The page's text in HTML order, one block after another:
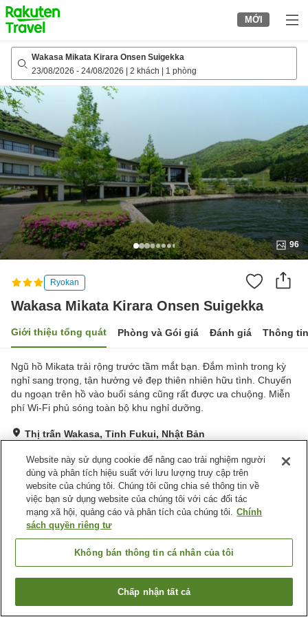
to
top
page
MỚI
Wakasa Mikata Kirara Onsen Suigekka
23/08/2026 - 24/08/2026 2 khách 1 phòng
96
Ryokan
Wakasa Mikata Kirara Onsen Suigekka
Giới thiệu tổng quát Phòng và Gói giá Đánh giá Thông
Ngũ hồ Mikata trải rộng trước tầm mắt bạn. Đắm mình trong kỳ
nghỉ sang trọng, tận hưởng vẻ đẹp thiên nhiên hữu tình. Chuyến
du ngoạn trên hồ vào buổi sáng cũng rất được ưa chuộng. Miễn
phí Wi-Fi phủ sóng toàn bộ khu nghỉ dưỡng.
Thị trấn Wakasa, Tỉnh Fukui, Nhật Bản
Rất tốt Đánh giá:447lượt
Tiện nghi chỗ nghỉ
Bãi đỗ xe
Trang chủ Nhật Bản Tỉnh Fukui
Thị trấn Wakasa
Wakasa Mikata Kirara Onsen Suigekka
Tìm phòng trống
Website này sử dụng cookie để nâng cao trải nghiệm người
dùng và phân tích hiệu suất với lưu lượng truy cập trên
website của chúng tôi. Chúng tôi cũng chia sẻ thông tin về
việc bạn sử dụng website của chúng tôi với các đối tác
mạng xã hội, quảng cáo và phân tích của chúng tôi. Chính
sách quyền riêng tư
Không bán thông tin cá nhân của tôi
Chấp nhận tất cả